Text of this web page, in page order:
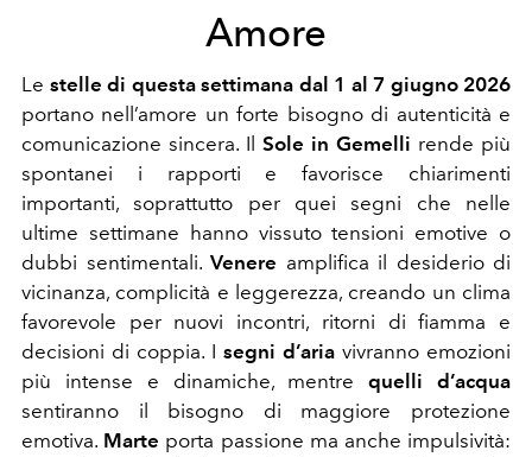
Amore
Le stelle di questa settimana dal 1 al 7 giugno 2026
portano nell’amore un forte bisogno di autenticità e
comunicazione sincera. Il Sole in Gemelli rende più
spontanei i rapporti e favorisce chiarimenti
importanti, soprattutto per quei segni che nelle
ultime settimane hanno vissuto tensioni emotive o
dubbi sentimentali. Venere amplifica il desiderio di
vicinanza, complicità e leggerezza, creando un clima
favorevole per nuovi incontri, ritorni di fiamma e
decisioni di coppia. I segni d’aria vivranno emozioni
più intense e dinamiche, mentrequelli d’acqua
sentiranno il bisogno di maggiore protezione
emotiva. Marte porta passione ma anche impulsività: